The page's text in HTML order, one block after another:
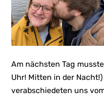
Am nächsten Tag
Uhr! Mitten in der
verabschiedeten uns